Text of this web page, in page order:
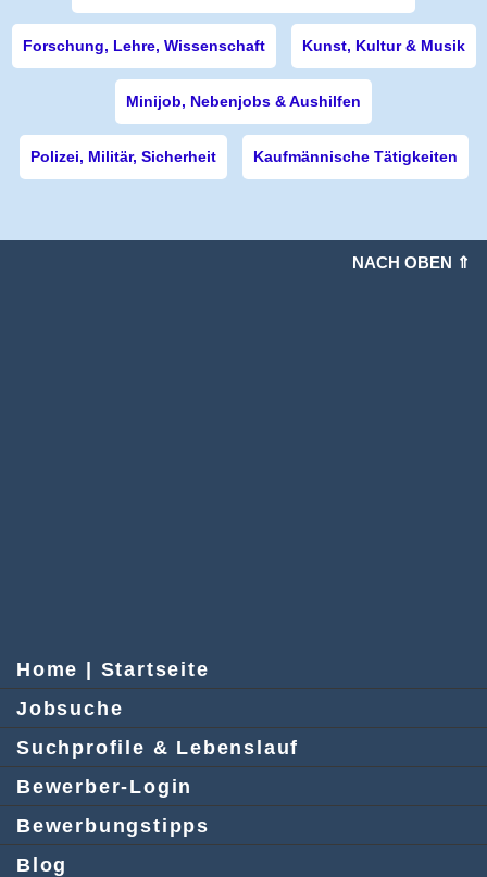
Forschung, Lehre, Wissenschaft Kunst, Kultur & Musik
Minijob, Nebenjobs & Aushilfen
Polizei, Militär, Sicherheit Kaufmännische Tätigkeiten
NACH OBEN ⇑
Home | Startseite
Jobsuche
Suchprofile & Lebenslauf
Bewerber-Login
Bewerbungstipps
Blog